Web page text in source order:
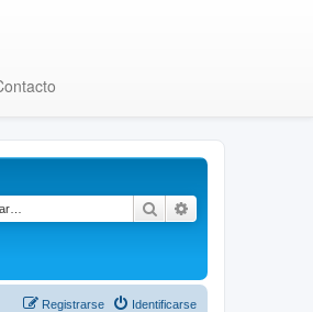
Buscar
Identificarse
Registrarse